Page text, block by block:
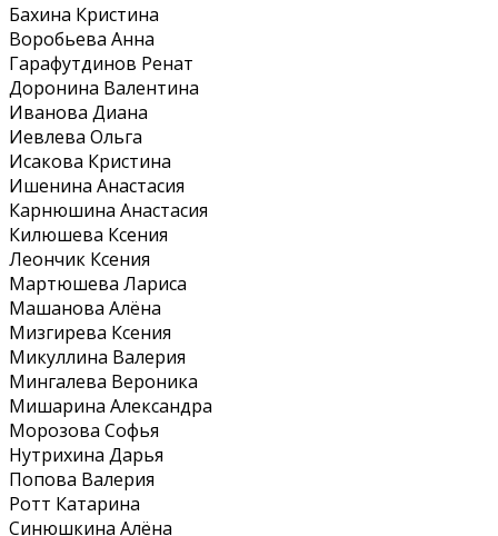
Бахина Кристина
Воробьева Анна
Гарафутдинов Ренат
Доронина Валентина
Иванова Диана
Иевлева Ольга
Исакова Кристина
Ишенина Анастасия
Карнюшина Анастасия
Килюшева Ксения
Леончик Ксения
Мартюшева Лариса
Машанова Алёна
Мизгирева Ксения
Микуллина Валерия
Мингалева Вероника
Мишарина Александра
Морозова Софья
Нутрихина Дарья
Попова Валерия
Ротт Катарина
Синюшкина Алёна